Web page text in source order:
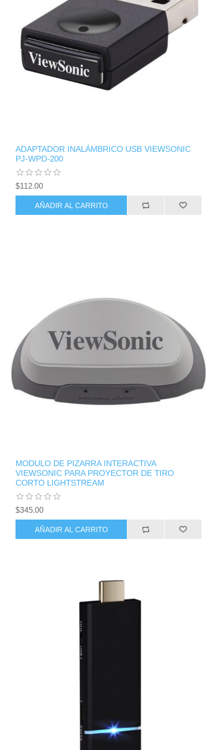
ADAPTADOR INALÁMBRICO USB VIEWSONIC
PJ-WPD-200
$112.00
AÑADIR AL CARRITO
MODULO DE PIZARRA INTERACTIVA
VIEWSONIC PARA PROYECTOR DE TIRO
CORTO LIGHTSTREAM
$345.00
AÑADIR AL CARRITO